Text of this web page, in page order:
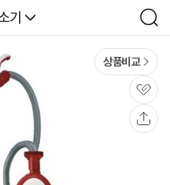
기
검
색
상품비교
관
심